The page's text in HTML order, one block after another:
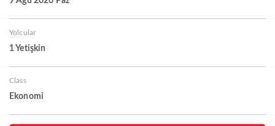
Yolcular
1 Yetişkin
Class
Ekonomi